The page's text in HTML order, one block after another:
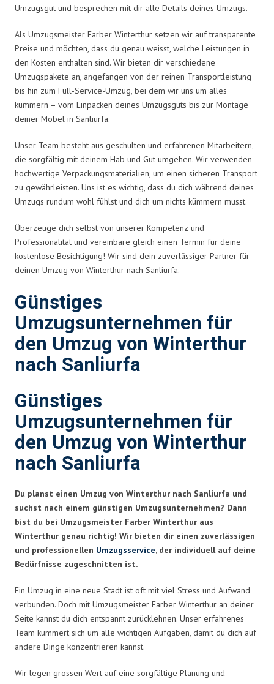
Umzugsgut und besprechen mit dir alle Details deines Umzugs.
Als Umzugsmeister Farber Winterthur setzen wir auf transparente
Preise und möchten, dass du genau weisst, welche Leistungen in
den Kosten enthalten sind. Wir bieten dir verschiedene
Umzugspakete an, angefangen von der reinen Transportleistung
bis hin zum Full-Service-Umzug, bei dem wir uns um alles
kümmern – vom Einpacken deines Umzugsguts bis zur Montage
deiner Möbel in Sanliurfa.
Unser Team besteht aus geschulten und erfahrenen Mitarbeitern,
die sorgfältig mit deinem Hab und Gut umgehen. Wir verwenden
hochwertige Verpackungsmaterialien, um einen sicheren Transport
zu gewährleisten. Uns ist es wichtig, dass du dich während deines
Umzugs rundum wohl fühlst und dich um nichts kümmern musst.
Überzeuge dich selbst von unserer Kompetenz und
Professionalität und vereinbare gleich einen Termin für deine
kostenlose Besichtigung! Wir sind dein zuverlässiger Partner für
deinen Umzug von Winterthur nach Sanliurfa.
Günstiges
Umzugsunternehmen für
den Umzug von Winterthur
nach Sanliurfa
Günstiges
Umzugsunternehmen für
den Umzug von Winterthur
nach Sanliurfa
Du planst einen Umzug von Winterthur nach Sanliurfa und
suchst nach einem günstigen Umzugsunternehmen? Dann
bist du bei Umzugsmeister Farber Winterthur aus
Winterthur genau richtig! Wir bieten dir einen zuverlässigen
und professionellen Umzugsservice, der individuell auf deine
Bedürfnisse zugeschnitten ist.
Ein Umzug in eine neue Stadt ist oft mit viel Stress und Aufwand
verbunden. Doch mit Umzugsmeister Farber Winterthur an deiner
Seite kannst du dich entspannt zurücklehnen. Unser erfahrenes
Team kümmert sich um alle wichtigen Aufgaben, damit du dich auf
andere Dinge konzentrieren kannst.
Wir legen grossen Wert auf eine sorgfältige Planung und